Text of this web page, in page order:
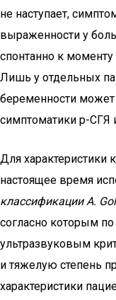
не наступает,
выраженности у
спонтанно к
Лишь у отдельных
беременности
симптоматики р-СГЯ
Для характеристики
настоящее время
классификации А.
согласно которым
ультразвуковым
и тяжелую степень
характеристики